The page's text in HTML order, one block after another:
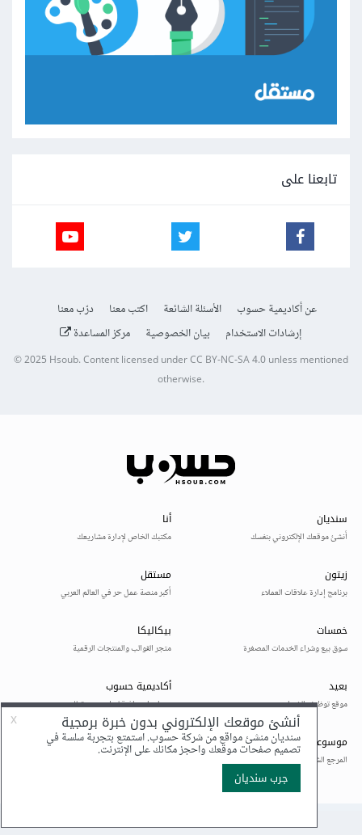
تابعنا على
عن أكاديمية حسوب الأسئلة الشائعة اكتب معنا
درّب معنا
إرشادات الاستخدام
بيان الخصوصية مركز المساعدة
© 2025Hsoub.Content licensed underCC BY-NC-SA 4.0unless mentioned
otherwise.